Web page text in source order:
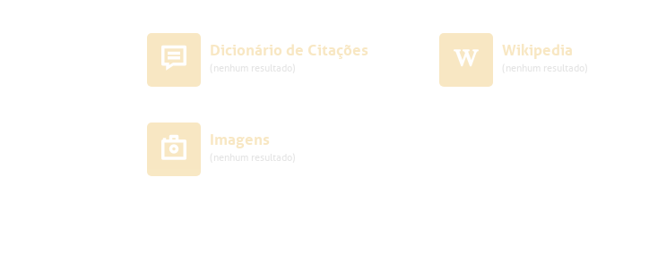
Dicionário de Citações
(nenhum resultado)
Wikipedia
(nenhum resultado)
Imagens
(nenhum resultado)